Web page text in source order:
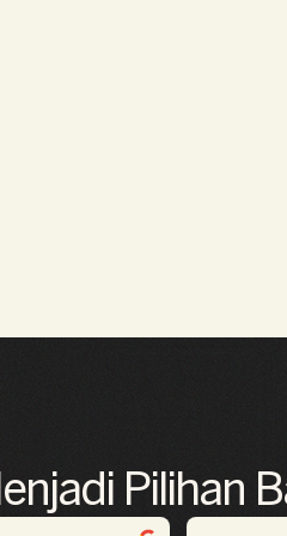
Pilihan